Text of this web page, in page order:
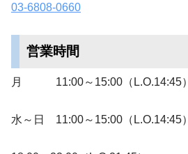
03-6808-0660
営業時間
月 11:00～15:00（L.O.14:45）
水～日 11:00～15:00（L.O.14:45）